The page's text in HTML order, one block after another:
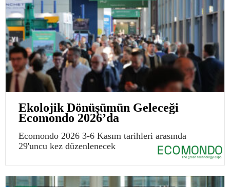
Ekolojik Dönüşümün Geleceği
Ecomondo 2026’da
Ecomondo 2026 3-6 Kasım tarihleri arasında
29'uncu kez düzenlenecek